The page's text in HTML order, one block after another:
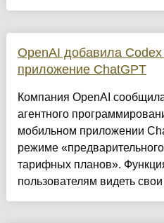
OpenAI добавила
приложение ChatGPT
Компания OpenAI
агентного
мобильном приложении
режиме
тарифных планов».
пользователям видеть свои